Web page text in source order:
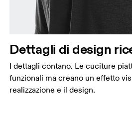
Girovita
dove il corpo si piega
Fianchi
all’altro.
Dettagli di design
I dettagli contano. Le cuciture
funzionali ma creano un effetto
realizzazione e il design.